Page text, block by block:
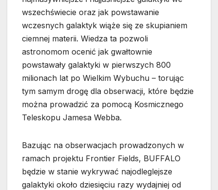
wszechświecie oraz jak powstawanie
wczesnych galaktyk wiąże się ze skupianiem
ciemnej materii. Wiedza ta pozwoli
astronomom ocenić jak gwałtownie
powstawały galaktyki w pierwszych 800
milionach lat po Wielkim Wybuchu – torując
tym samym drogę dla obserwacji, które będzie
można prowadzić za pomocą Kosmicznego
Teleskopu Jamesa Webba.
Bazując na obserwacjach prowadzonych w
ramach projektu Frontier Fields, BUFFALO
będzie w stanie wykrywać najodleglejsze
galaktyki około dziesięciu razy wydajniej od